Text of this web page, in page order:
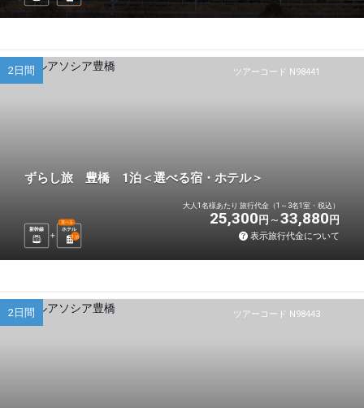
ツアーコード N98441
2日間
ずらし旅 豊橋 1泊＜選べる宿・ホテル＞
新幹線 ホテル
選べる
1 泊
大人1名様あたり 旅行代金（1～3名1室・税込）
25,300 円 33,880 円
表示旅行代金について
ツアーコード N98443
2日間